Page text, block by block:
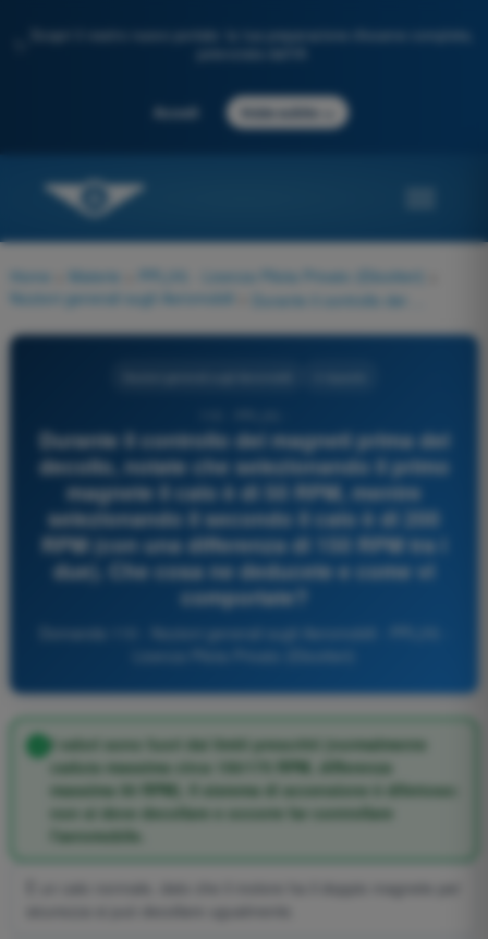
Scopri il nostro nuovo portale: la tua preparazione d'esame completa,
Accedi Inizia subito
Home Materie PPL(H) - Licenza Pilota Privato (Elicotteri)
Nozioni generali sugli Aeromobili
Durante il controllo dei magneti prima del
decollo, notate che selezionando il primo
magnete il calo è di 50 RPM, mentre
selezionando il secondo il calo è di 200
RPM (con una differenza di 150 RPM tra i
due). Che cosa ne deducete e come vi
comportate?
I valori sono fuori dai limiti prescritti (normalmente
caduta massima circa 150/175 RPM, differenza
massima 50 RPM). Il sistema di accensione è difettoso:
non si deve decollare e occorre far controllare
l'aeromobile.